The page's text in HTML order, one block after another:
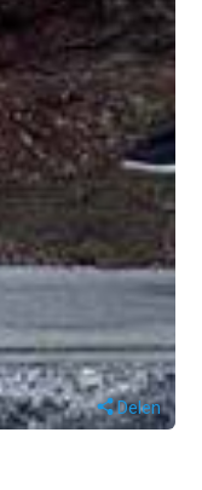
Delen